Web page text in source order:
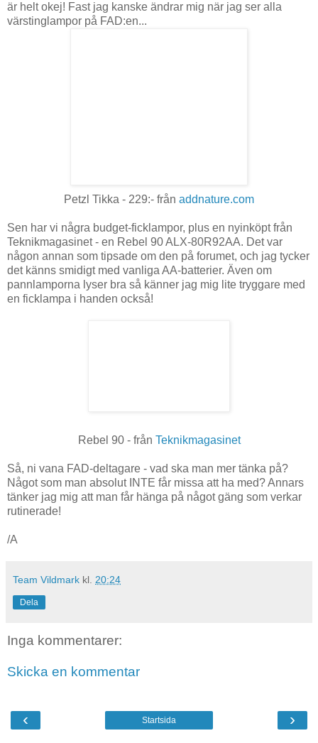
är helt okej! Fast jag kanske ändrar mig när jag ser alla
värstinglampor på FAD:en...
Petzl Tikka - 229:- från addnature.com
Sen har vi några budget-ficklampor, plus en nyinköpt från
Teknikmagasinet - en Rebel 90 ALX-80R92AA. Det var
någon annan som tipsade om den på forumet, och jag tycker
det känns smidigt med vanliga AA-batterier. Även om
pannlamporna lyser bra så känner jag mig lite tryggare med
en ficklampa i handen också!
Rebel 90 - från Teknikmagasinet
Så, ni vana FAD-deltagare - vad ska man mer tänka på?
Något som man absolut INTE får missa att ha med? Annars
tänker jag mig att man får hänga på något gäng som verkar
rutinerade!
/A
Team Vildmark kl. 20:24
Dela
Inga kommentarer:
Skicka en kommentar
‹ ›
Startsida